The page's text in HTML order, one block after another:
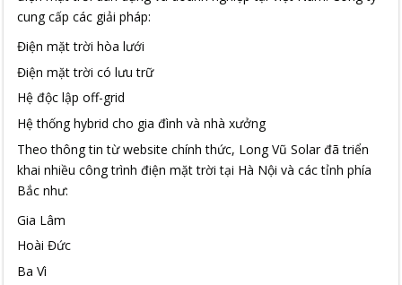
cung cấp các giải pháp:
Điện mặt trời hòa lưới
Điện mặt trời có lưu trữ
Hệ độc lập off-grid
Hệ thống hybrid cho gia đình và nhà xưởng
Theo thông tin từ website chính thức, Long Vũ Solar đã triển
khai nhiều công trình điện mặt trời tại Hà Nội và các tỉnh phía
Bắc như:
Gia Lâm
Hoài Đức
Ba Vì